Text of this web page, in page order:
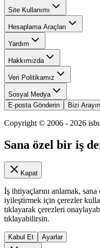
Site Kullanımı
Hesaplama Araçları
Yardım
Hakkımızda
Veri Politikamız
Sosyal Medya
E-posta Gönderin
Bizi Arayın
Copyright © 2006 - 2026
Sana özel bir iş
Kapat
İş ihtiyaçlarını anlamak,
iyileştirmek için çerezler
tıklayarak çerezleri
tıklayabilirsin.
Kabul Et Ayarlar